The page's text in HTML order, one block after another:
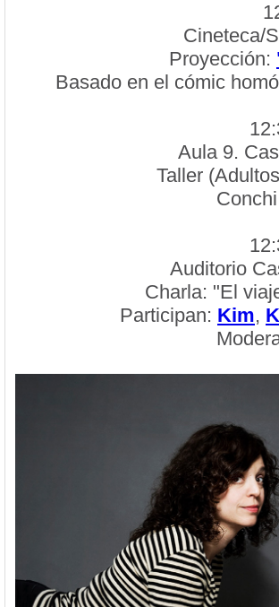
Cineteca/
Proyección:
Basado en el cómic
Aula 9.
Taller
Auditorio
Charla: "El
Participan: Kim,